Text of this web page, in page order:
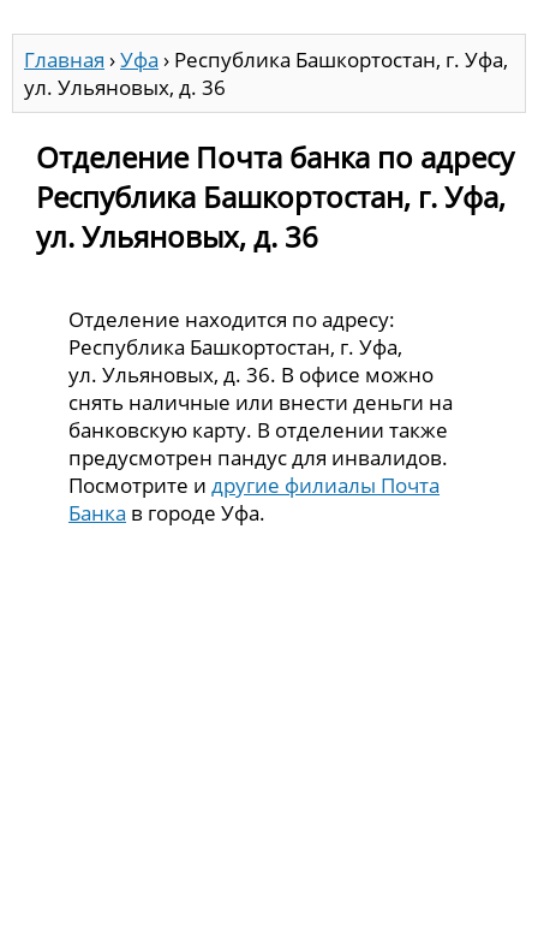
Главная ›Уфа › Республика Башкортостан, г. Уфа,
ул. Ульяновых, д. 36
Отделение Почта банка по адресу
Республика Башкортостан, г. Уфа,
ул. Ульяновых, д. 36
Отделение находится по адресу:
Республика Башкортостан, г. Уфа,
ул. Ульяновых, д. 36. В офисе можно
снять наличные или внести деньги на
банковскую карту. В отделении также
предусмотрен пандус для инвалидов.
Посмотрите идругие филиалы Почта
Банка в городе Уфа.